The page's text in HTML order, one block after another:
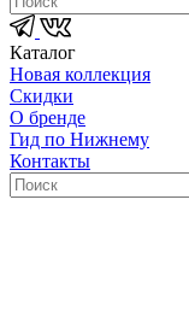
Каталог
Новая коллекция
Скидки
О бренде
Гид по Нижнему
Контакты